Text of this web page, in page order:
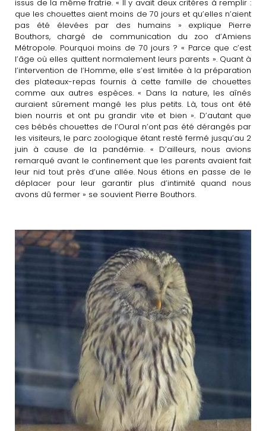
issus de la même fratrie. « Il y avait deux critères à remplir :
que les chouettes aient moins de 70 jours et qu’elles n’aient
pas été élevées par des humains » explique Pierre
Bouthors, chargé de communication du zoo d’Amiens
Métropole. Pourquoi moins de 70 jours ? « Parce que c’est
l’âge où elles quittent normalement leurs parents ». Quant à
l’intervention de l’Homme, elle s’est limitée à la préparation
des plateaux-repas fournis à cette famille de chouettes
comme aux autres espèces. « Dans la nature, les aînés
auraient sûrement mangé les plus petits. Là, tous ont été
bien nourris et ont pu grandir vite et bien ». D’autant que
ces bébés chouettes de l’Oural n’ont pas été dérangés par
les visiteurs, le parc zoologique étant resté fermé jusqu’au 2
juin à cause de la pandémie. « D’ailleurs, nous avions
remarqué avant le confinement que les parents avaient fait
leur nid tout près d’une allée. Nous étions en passe de le
déplacer pour leur garantir plus d’intimité quand nous
avons dû fermer » se souvient Pierre Bouthors.